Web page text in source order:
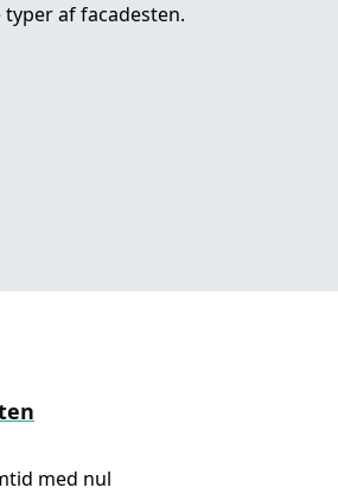
af facadesten.
med nul